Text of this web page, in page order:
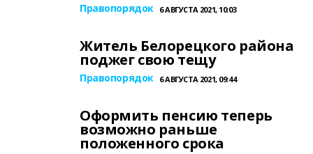
Правопорядок 6 АВГУСТА 2021, 10:03
Житель Белорецкого района
поджег свою тещу
Правопорядок 6 АВГУСТА 2021, 09:44
Оформить пенсию теперь
возможно раньше
положенного срока